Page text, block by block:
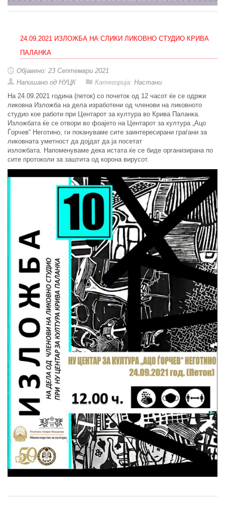
24.09.2021 ИЗЛОЖБА НА СЛИКИ ЛИКОВНО СТУДИО КРИВА
ПАЛАНКА
Објавено: 23 Септември 2021
Напишано од НУЦК
Категорија: Настани
На 24.09.2021 година (петок) со почеток од 12 часот ќе се одржи
ликовна Изложба на дела изработени од членови на ликовното
студио кое работи при Центарот за култура во Крива Паланка.
Изложбата ќе се отвори во фоајето на Центарот за култура „Ацо
Ѓорчев“ Неготино, ги покануваме сите заинтересирани граѓани за
ликовната уметност да дојдат да ја посетат
изложбата. Напоменуваме дека истата ќе се биде организирана по
сите протоколи за заштита од корона вирусот.